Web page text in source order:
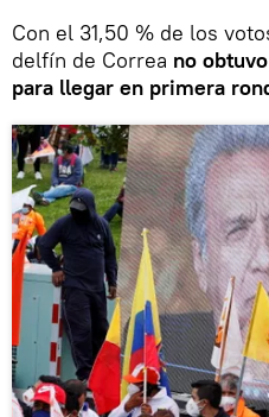
Con el 31,50 % de los
delfín de Correa no
para llegar en primera